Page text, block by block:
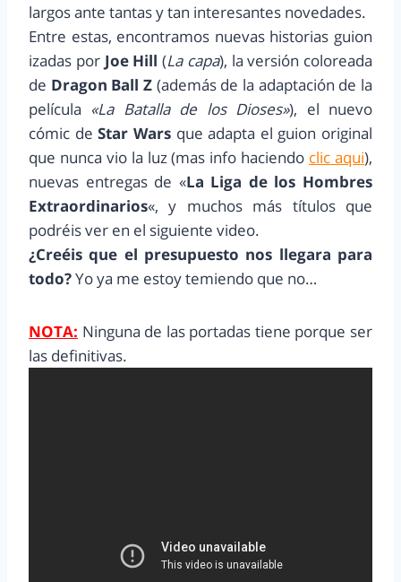
largos ante tantas y tan interesantes novedades.
Entre estas, encontramos nuevas historias guion
izadas por Joe Hill (La capa), la versión coloreada
de Dragon Ball Z (además de la adaptación de la
película «La Batalla de los Dioses»), el nuevo
cómic deStar Warsque adapta el guion original
que nunca vio la luz (mas info haciendo clic aqui),
nuevas entregas de «La Liga de los Hombres
Extraordinarios«, y muchos más títulos que
podréis ver en el siguiente video.
¿Creéis que el presupuesto nos llegara para
todo?Yo ya me estoy temiendo que no…
NOTA: Ninguna de las portadas tiene porque ser
las definitivas.